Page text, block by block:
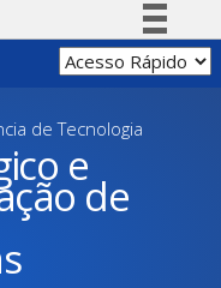
Simplifique!
Participe
à informação
Legislação
de Tecnologia
e
de